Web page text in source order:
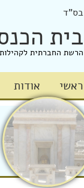
בס"ד
בית
הרשת החברתית
ראשי אודות